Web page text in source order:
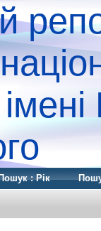
: Рік